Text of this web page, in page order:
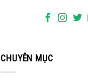
CHUYÊN MỤC